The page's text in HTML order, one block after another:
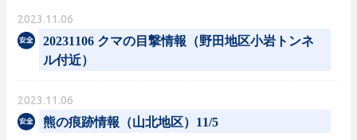
2023.11.06
20231106 クマの目撃情報（野田地区小岩トンネ
ル付近）
2023.11.06
熊の痕跡情報（山北地区）11/5